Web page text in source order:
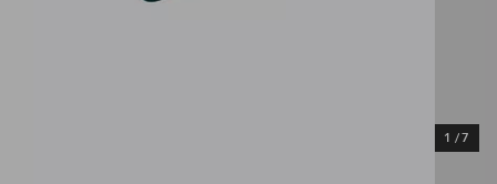
1 /7